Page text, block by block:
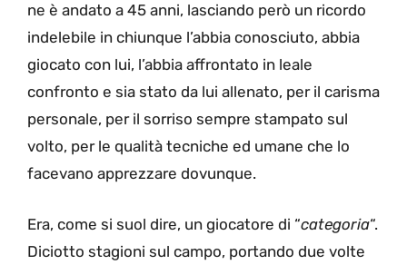
ne è andato a 45 anni, lasciando però un ricordo
indelebile in chiunque l’abbia conosciuto, abbia
giocato con lui, l’abbia affrontato in leale
confronto e sia stato da lui allenato, per il carisma
personale, per il sorriso sempre stampato sul
volto, per le qualità tecniche ed umane che lo
facevano apprezzare dovunque.
Era, come si suol dire, un giocatore di “categoria“.
Diciotto stagioni sul campo, portando due volte